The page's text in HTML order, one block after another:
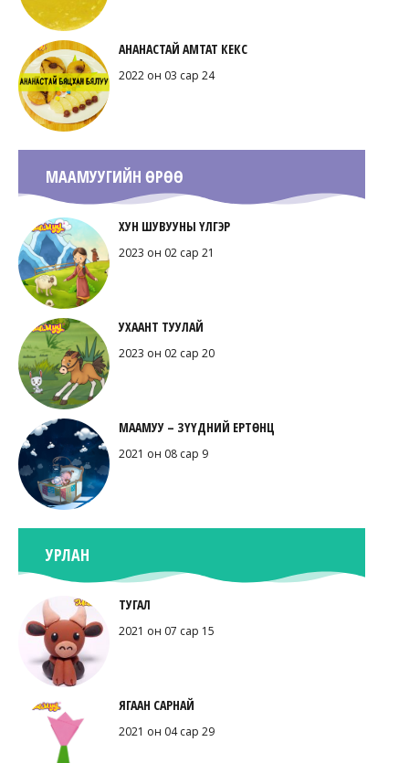
АНАНАСТАЙ АМТАТ КЕКС
2022 он 03 сар 24
МААМУУГИЙН ӨРӨӨ
ХУН ШУВУУНЫ ҮЛГЭР
2023 он 02 сар 21
УХААНТ ТУУЛАЙ
2023 он 02 сар 20
МААМУУ – ЗҮҮДНИЙ ЕРТӨНЦ
2021 он 08 сар 9
УРЛАН
ТУГАЛ
2021 он 07 сар 15
ЯГААН САРНАЙ
2021 он 04 сар 29